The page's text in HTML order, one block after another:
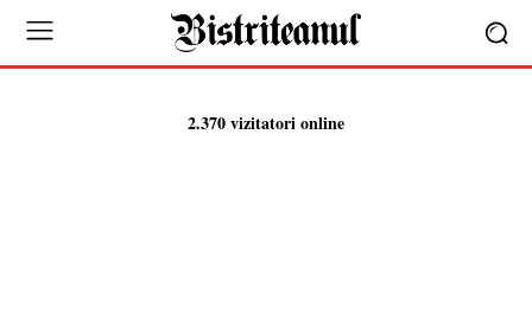
2.370 vizitatori online